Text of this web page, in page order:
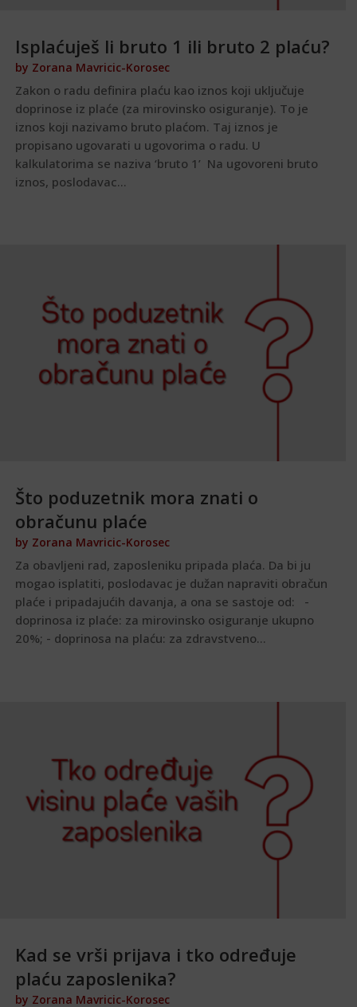
Isplaćuješ li bruto 1 ili bruto 2 plaću?
by Zorana Mavricic-Korosec
Zakon o radu definira plaću kao iznos koji uključuje
doprinose iz plaće (za mirovinsko osiguranje). To je
iznos koji nazivamo bruto plaćom. Taj iznos je
propisano ugovarati u ugovorima o radu. U
kalkulatorima se naziva ‘bruto 1’ Na ugovoreni bruto
iznos, poslodavac...
Što poduzetnik mora znati o
obračunu plaće
by Zorana Mavricic-Korosec
Za obavljeni rad, zaposleniku pripada plaća. Da bi ju
mogao isplatiti, poslodavac je dužan napraviti obračun
plaće i pripadajućih davanja, a ona se sastoje od: -
doprinosa iz plaće: za mirovinsko osiguranje ukupno
20%; - doprinosa na plaću: za zdravstveno...
Kad se vrši prijava i tko određuje
plaću zaposlenika?
by Zorana Mavricic-Korosec